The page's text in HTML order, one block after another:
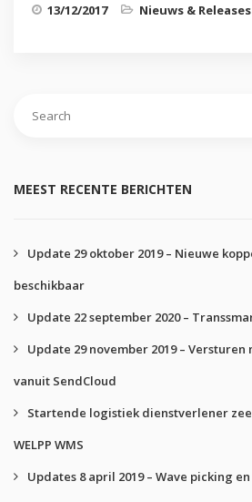
13/12/2017 Nieuws & Releases
naar:
MEEST RECENTE BERICHTEN
Update 29 oktober 2019 – Nieuwe
beschikbaar
Update 22 september 2020 –
Update 29 november 2019 –
vanuit SendCloud
Startende logistiek dienstverlener
WELPP WMS
Updates 8 april 2019 – Wave picking